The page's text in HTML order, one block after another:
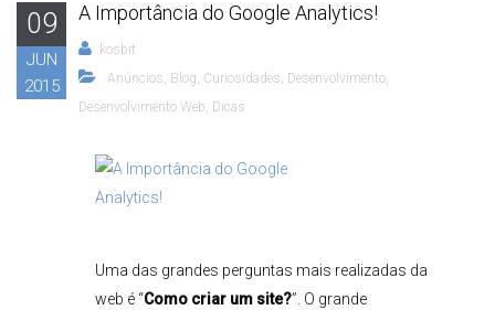
09
JUN
2015
A Importância do Google Analytics!
kosbit
Anúncios, Blog, Curiosidades, Desenvolvimento,
Desenvolvimento Web, Dicas
Uma das grandes perguntas mais realizadas da
web é “Como criar um site?”. O grande